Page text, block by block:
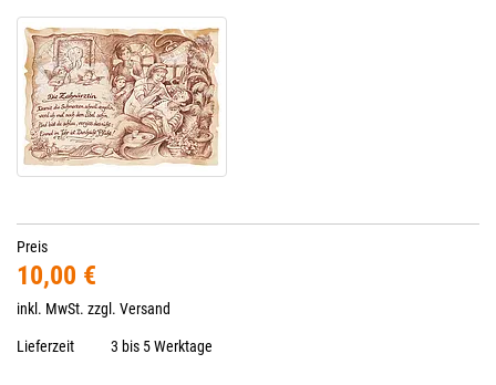
Preis
10,00 €
inkl. MwSt. zzgl. Versand
Lieferzeit 3 bis 5 Werktage